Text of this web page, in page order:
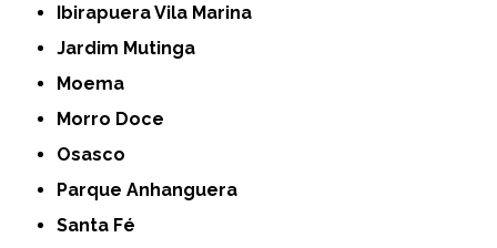
Ibirapuera Vila Marina
Jardim Mutinga
Moema
Morro Doce
Osasco
Parque Anhanguera
Santa Fé